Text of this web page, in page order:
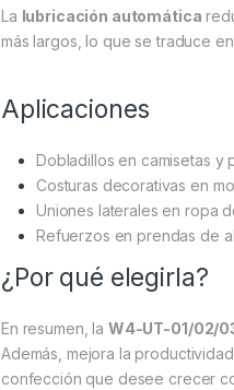
La lubricación automática
más largos, lo que se traduce
Aplicaciones
Dobladillos en camisetas y
Costuras decorativas en
Uniones laterales en ropa
Refuerzos en prendas de
¿Por qué elegirla?
En resumen, la W4-UT-01/02/
Además, mejora la
confección que desee crecer